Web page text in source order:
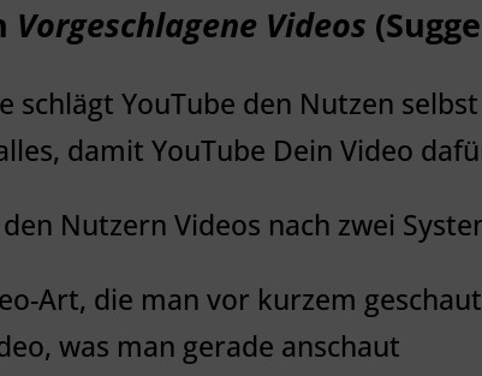
Vorgeschlagene Videos
schlägt YouTube den Nutzen
damit YouTube Dein Video
Nutzern Videos nach zwei
Art, die man vor kurzem
was man gerade anschaut